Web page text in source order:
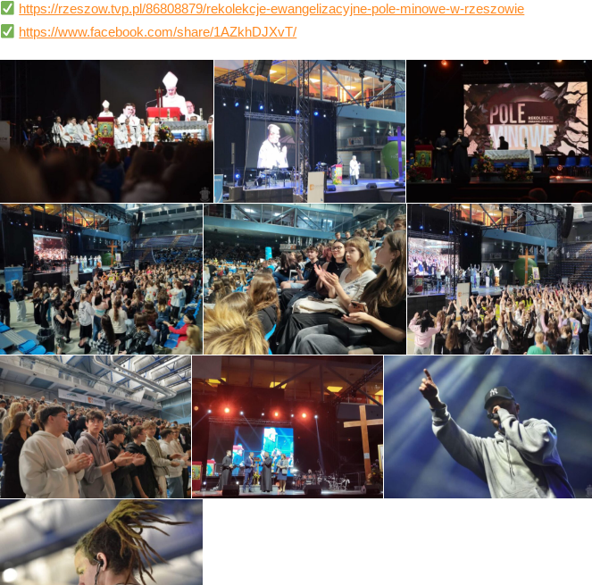
https://rzeszow.tvp.pl/86808879/rekolekcje-ewangelizacyjne-pole-minowe-w-rzeszowie
https://www.facebook.com/share/1AZkhDJXvT/